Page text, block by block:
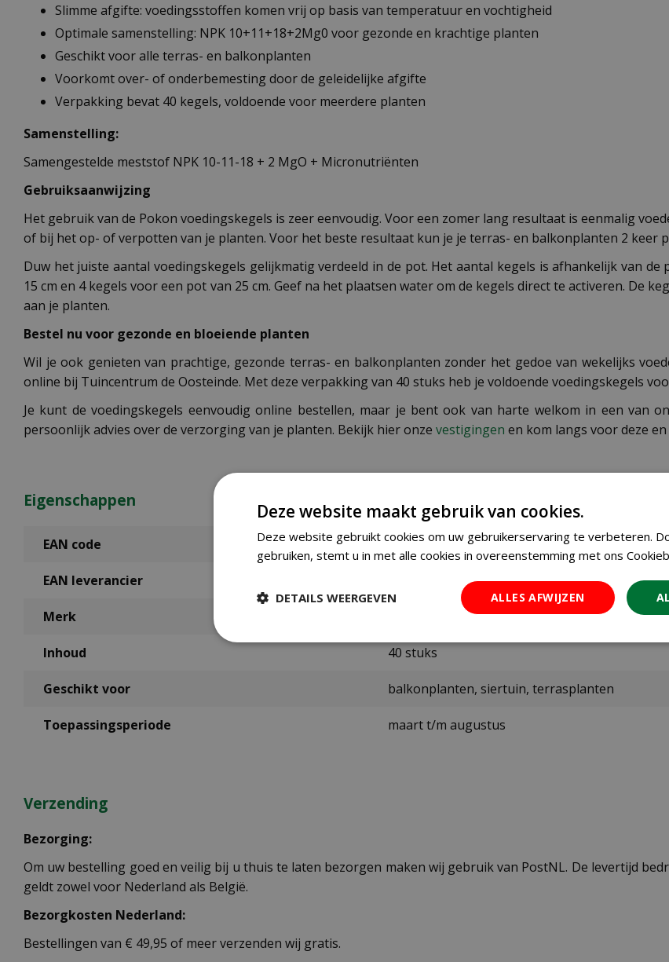
Slimme afgifte: voedingsstoffen komen vrij op basis van temperatuur en vochtigheid
Optimale samenstelling: NPK 10+11+18+2Mg0 voor gezonde en krachtige planten
Geschikt voor alle terras- en balkonplanten
Voorkomt over- of onderbemesting door de geleidelijke afgifte
Verpakking bevat 40 kegels, voldoende voor meerdere planten
Samenstelling:
Samengestelde meststof NPK 10-11-18 + 2 MgO + Micronutriënten
Gebruiksaanwijzing
Het gebruik van de Pokon voedingskegels is zeer eenvoudig. Voor een zomer lang resultaat is eenmalig
of bij het op- of verpotten van je planten. Voor het beste resultaat kun je je terras- en balkonplanten 2 keer
Duw het juiste aantal voedingskegels gelijkmatig verdeeld in de pot. Het aantal kegels is afhankelijk van
15 cm en 4 kegels voor een pot van 25 cm. Geef na het plaatsen water om de kegels direct te activeren. De
aan je planten.
Bestel nu voor gezonde en bloeiende planten
Wil je ook genieten van prachtige, gezonde terras- en balkonplanten zonder het gedoe van wekelijks
online bij Tuincentrum de Oosteinde. Met deze verpakking van 40 stuks heb je voldoende voedingskegels
Je kunt de voedingskegels eenvoudig online bestellen, maar je bent ook van harte welkom in een van
persoonlijk advies over de verzorging van je planten. Bekijk hier onze vestigingen en kom langs voor deze
Eigenschappen
EAN code 8711969004511
EAN leverancier
Merk
Inhoud 40 stuks
Geschikt voor balkonplanten, siertuin, terrasplanten
Toepassingsperiode maart t/m augustus
Verzending
Bezorging:
Om uw bestelling goed en veilig bij u thuis te laten bezorgen maken wij gebruik van PostNL. De levertijd
geldt zowel voor Nederland als België.
Bezorgkosten Nederland:
Bestellingen van € 49,95 of meer verzenden wij gratis.
Deze website maakt gebruik van cookies.
Deze website gebruikt cookies om uw gebruikerservaring te verbeteren.
gebruiken, stemt u in met alle cookies in overeenstemming met ons
ALLES AFWIJZEN
DETAILS WEERGEVEN